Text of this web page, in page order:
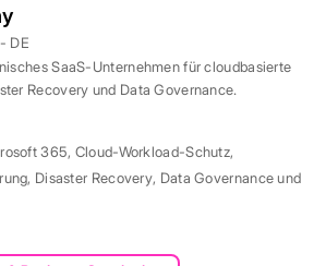
DE
SaaS-Unternehmen für cloudbasierte
Recovery und Data Governance.
365, Cloud-Workload-Schutz,
, Disaster Recovery, Data Governance und